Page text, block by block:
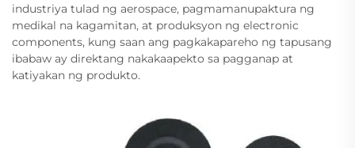
industriya tulad ng aerospace, pagmamanupaktura ng
medikal na kagamitan, at produksyon ng electronic
components, kung saan ang pagkakapareho ng tapusang
ibabaw ay direktang nakakaapekto sa pagganap at
katiyakan ng produkto.